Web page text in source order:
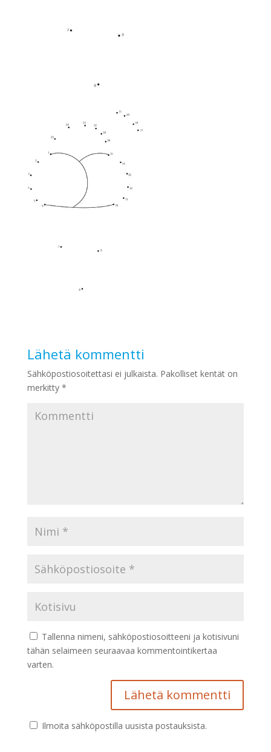
Lähetä kommentti
Sähköpostiosoitettasi ei julkaista. Pakolliset kentät on
merkitty *
Tallenna nimeni, sähköpostiosoitteeni ja kotisivuni
tähän selaimeen seuraavaa kommentointikertaa
varten.
Ilmoita sähköpostilla uusista postauksista.